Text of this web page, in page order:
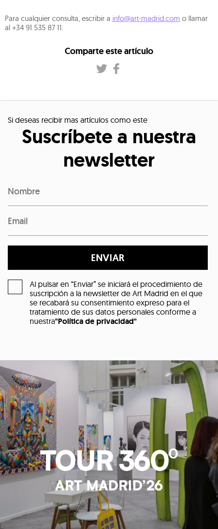
Para cualquier consulta, escribir a info@art-madrid.com o llamar
al +34 91 535 87 11.
Comparte este artículo
Si deseas recibir mas artículos como este
Suscríbete a nuestra
newsletter
ENVIAR
Al pulsar en “Enviar” se iniciará el procedimiento de
suscripción a la newsletter de Art Madrid en el que
se recabará su consentimiento expreso para el
tratamiento de sus datos personales conforme a
nuestra"Política de privacidad"